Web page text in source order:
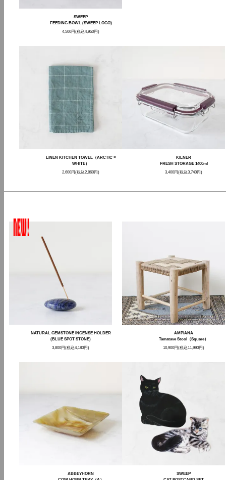
SWEEP
FEEDING BOWL (SWEEP LOGO)
4,500円(税込4,950円)
KILNER
FRESH STORAGE 1400ml
3,400円(税込3,740円)
LINEN KITCHEN TOWEL（ARCTIC ×
WHITE）
2,600円(税込2,860円)
NATURAL GEMSTONE INCENSE HOLDER
(BLUE SPOT STONE)
3,800円(税込4,180円)
AMPIANA
Tamatave Stool（Square）
10,900円(税込11,990円)
SWEEP
ABBEYHORN